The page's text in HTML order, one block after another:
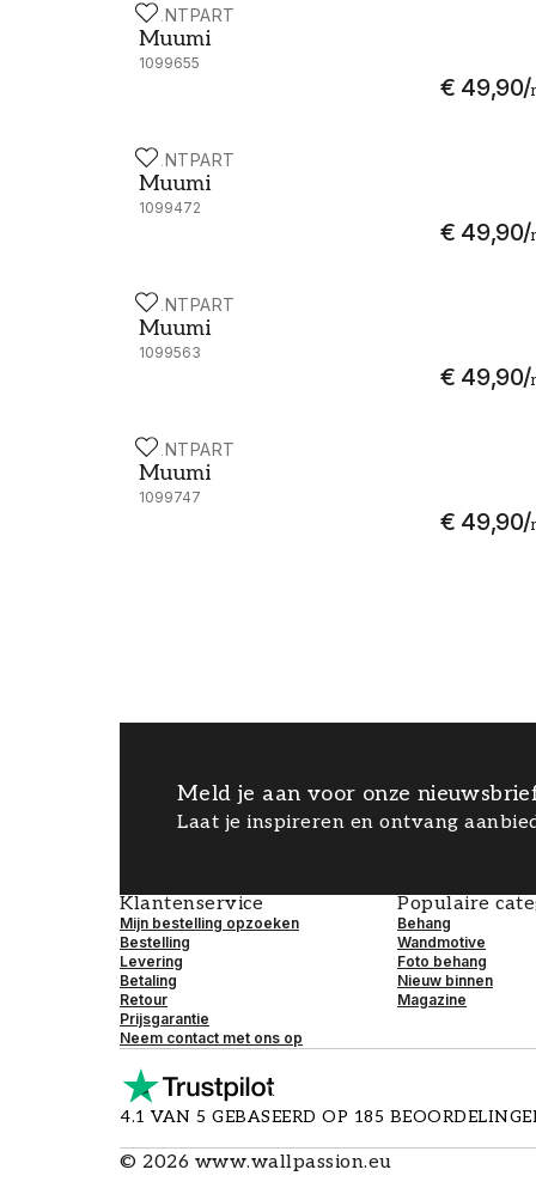
PAINTPART
Muumi
1099655
€ 49,90/
Muumi - 4910-10
PAINTPART
Muumi
1099472
€ 49,90/
Muumi - 4910-4
PAINTPART
Muumi
1099563
€ 49,90/
Muumi - 4910-7
PAINTPART
Muumi
1099747
€ 49,90/
Muumi - 4911-1
Meld je aan voor onze
Laat je inspireren en ontvang
Klantenservice
Mijn bestelling opzoeken
Bestelling
Levering
Betaling
Retour
Prijsgarantie
Neem contact met ons op
Populaire
Behang
Wandmotive
Foto behang
Nieuw binnen
Magazine
4.1 VAN 5 GEBASEERD OP 185
© 2026 www.wallpassion.eu